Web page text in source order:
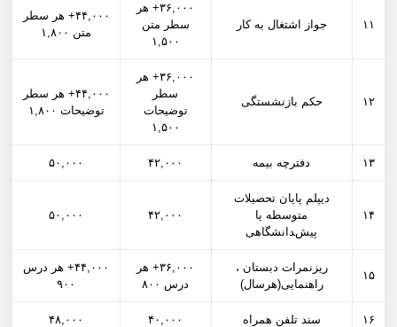
۱۱ جواز اشتغال به کار
۳۶,۰۰۰+ هر
سطر متن
۱,۵۰۰
۴۴,۰۰۰+ هر سطر
متن ۱,۸۰۰
۱۲ حکم بازنشستگی
۳۶,۰۰۰+ هر
سطر
توضیحات
۱,۵۰۰
۴۴,۰۰۰+ هر سطر
توضیحات ۱,۸۰۰
۱۳ دفترچه بیمه ۴۲,۰۰۰ ۵۰,۰۰۰
۱۴
دیپلم پایان تحصیلات
متوسطه یا
پیش­‌‍دانشگاهی
۴۲,۰۰۰ ۵۰,۰۰۰
۱۵
ریزنمرات دبستان ،
راهنمایی(هرسال)
۳۶,۰۰۰+ هر
درس ۸۰۰
۴۴,۰۰۰+ هر درس
۹۰۰
۱۶ سند تلفن همراه ۴۰,۰۰۰ ۴۸,۰۰۰